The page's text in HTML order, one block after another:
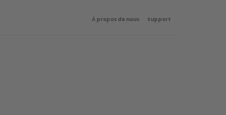
À propos de nous Support